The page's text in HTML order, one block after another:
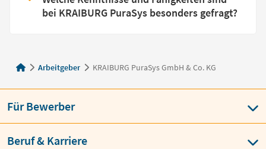
bei KRAIBURG PuraSys besonders gefragt?
Arbeitgeber KRAIBURG PuraSys GmbH & Co. KG
Für Bewerber
Beruf & Karriere